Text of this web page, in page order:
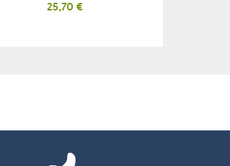
Prix
25,70 €